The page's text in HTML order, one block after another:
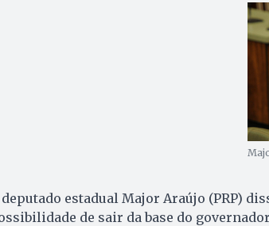
deputado estadual Major Araújo (PRP)
de sair da base do